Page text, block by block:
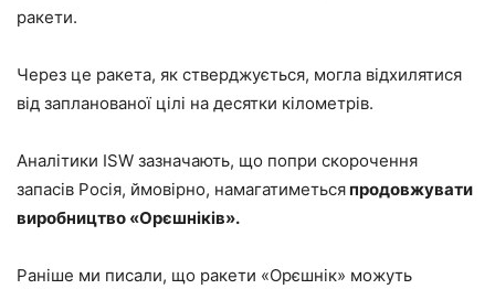
ракети.
Через це ракета, як стверджується, могла відхилятися
від запланованої цілі на десятки кілометрів.
Аналітики ISW зазначають, що попри скорочення
запасів Росія, ймовірно, намагатиметьсяпродовжувати
виробництво «Орєшніків».
Раніше ми писали, що ракети «Орєшнік» можуть